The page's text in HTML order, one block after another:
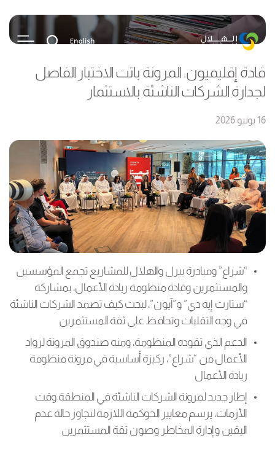
قادة إقليميون: المرونة باتت الاختبار الفاصل
لجدارة الشركات الناشئة بالاستثمار
16 يونيو 2026
“شراع” ومبادرة بيرل والهلال للمشاريع تجمع المؤسسين
والمستثمرين وقادة منظومة ريادة الأعمال، بمشاركة
“ستارت إيه دي” و”آيون”، لبحث كيف تصمد الشركات الناشئة
في وجه التقلبات وتحافظ على ثقة المستثمرين
الدعم الذي تقوده المنظومة، ومنه صندوق المرونة لرواد
الأعمال من “شراع”، ركيزة أساسية في مرونة منظومة
ريادة الأعمال
إطار جديد لمرونة الشركات الناشئة في المنطقة وقت
الأزمات، يرسم معايير الحوكمة اللازمة لتجاوز حالة عدم
اليقين وإدارة المخاطر وصون ثقة المستثمرين